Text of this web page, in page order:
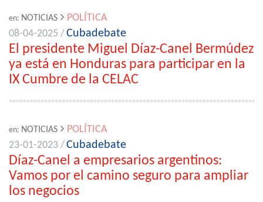
en: NOTICIAS
POLÍTICA
08-04-2025 /Cubadebate
El presidente Miguel Díaz-Canel Bermúdez
ya está en Honduras para participar en la
IX Cumbre de la CELAC
en: NOTICIAS
POLÍTICA
23-01-2023 /Cubadebate
Díaz-Canel a empresarios argentinos:
Vamos por el camino seguro para ampliar
los negocios